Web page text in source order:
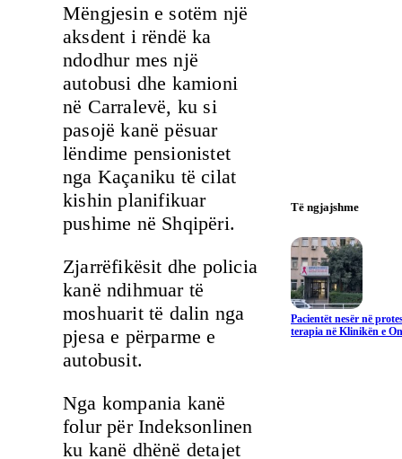
Mëngjesin e sotëm një
aksdent i rëndë ka
ndodhur mes një
autobusi dhe kamioni
në Carralevë, ku si
pasojë kanë pësuar
lëndime pensionistet
nga Kaçaniku të cilat
kishin planifikuar
pushime në Shqipëri.
Zjarrëfikësit dhe policia
kanë ndihmuar të
moshuarit të dalin nga
pjesa e përparme e
autobusit.
Nga kompania kanë
folur për Indeksonlinen
ku kanë dhënë detajet
Të ngjajshme
Pacientët nesër në
terapia në Klinikën e